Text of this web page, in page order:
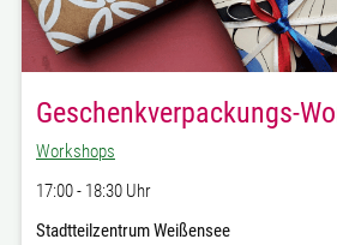
Geschenkverpackungs-
Workshops
17:00 - 18:30 Uhr
Stadtteilzentrum Weißensee